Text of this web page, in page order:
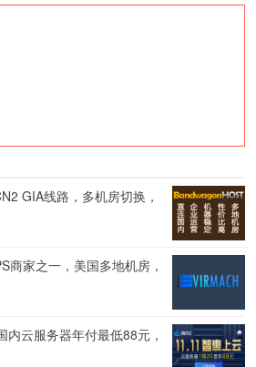
GIA线路，多机房切换，
商家之一，美国多地机房，
内云服务器年付最低88元，